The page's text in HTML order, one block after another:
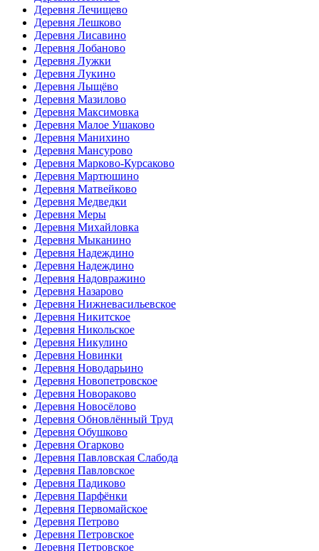
Деревня Лечищево
Деревня Лешково
Деревня Лисавино
Деревня Лобаново
Деревня Лужки
Деревня Лукино
Деревня Лыщёво
Деревня Мазилово
Деревня Максимовка
Деревня Малое Ушаково
Деревня Манихино
Деревня Мансурово
Деревня Марково-Курсаково
Деревня Мартюшино
Деревня Матвейково
Деревня Медведки
Деревня Меры
Деревня Михайловка
Деревня Мыканино
Деревня Надеждино
Деревня Надеждино
Деревня Надовражино
Деревня Назарово
Деревня Нижневасильевское
Деревня Никитское
Деревня Никольское
Деревня Никулино
Деревня Новинки
Деревня Новодарьино
Деревня Новопетровское
Деревня Новораково
Деревня Новосёлово
Деревня Обновлённый Труд
Деревня Обушково
Деревня Огарково
Деревня Павловская Слабода
Деревня Павловское
Деревня Падиково
Деревня Парфёнки
Деревня Первомайское
Деревня Петрово
Деревня Петровское
Деревня Петровское